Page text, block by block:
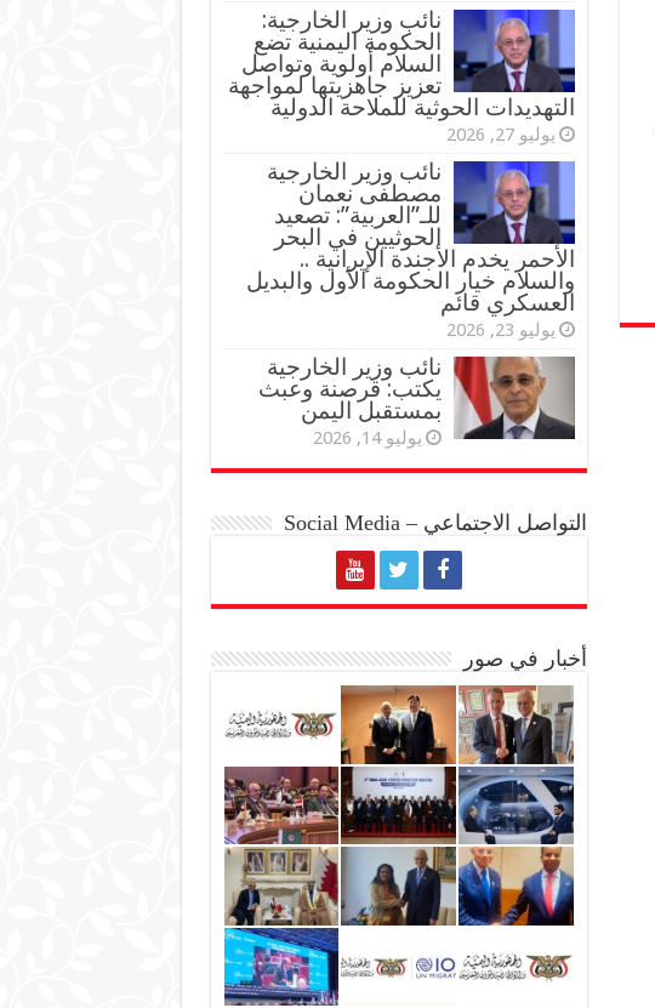
نائب وزير الخارجية:
الحكومة اليمنية تضع
السلام أولوية وتواصل
تعزيز جاهزيتها لمواجهة
التهديدات الحوثية للملاحة الدولية
يوليو 27, 2026
نائب وزير الخارجية
مصطفى نعمان
للـ”العربية”: تصعيد
الحوثيين في البحر
الأحمر يخدم الأجندة الإيرانية ..
والسلام خيار الحكومة الأول والبديل
العسكري قائم
يوليو 23, 2026
نائب وزير الخارجية
يكتب: قرصنة وعبث
بمستقبل اليمن
يوليو 14, 2026
التواصل الاجتماعي – Social Media
أخبار في صور